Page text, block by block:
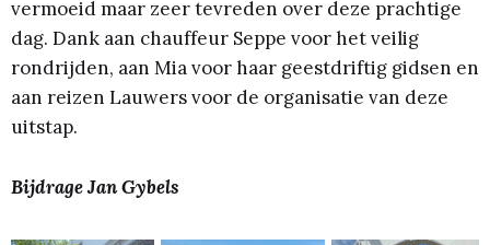
vermoeid maar zeer tevreden over deze prachtige
dag. Dank aan chauffeur Seppe voor het veilig
rondrijden, aan Mia voor haar geestdriftig gidsen en
aan reizen Lauwers voor de organisatie van deze
uitstap.
Bijdrage Jan Gybels